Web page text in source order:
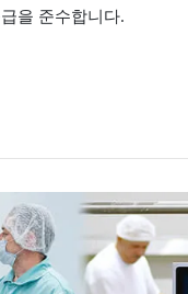
을 준수합니다.